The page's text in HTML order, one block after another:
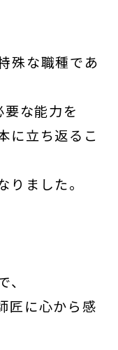
殊な職種であ
な能力を
に立ち返るこ
ました。
匠に心から感